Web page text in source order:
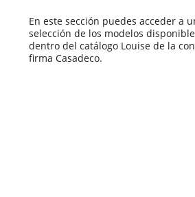
En este sección puedes acceder a
selección de los modelos
dentro del catálogo Louise de la
firma Casadeco.